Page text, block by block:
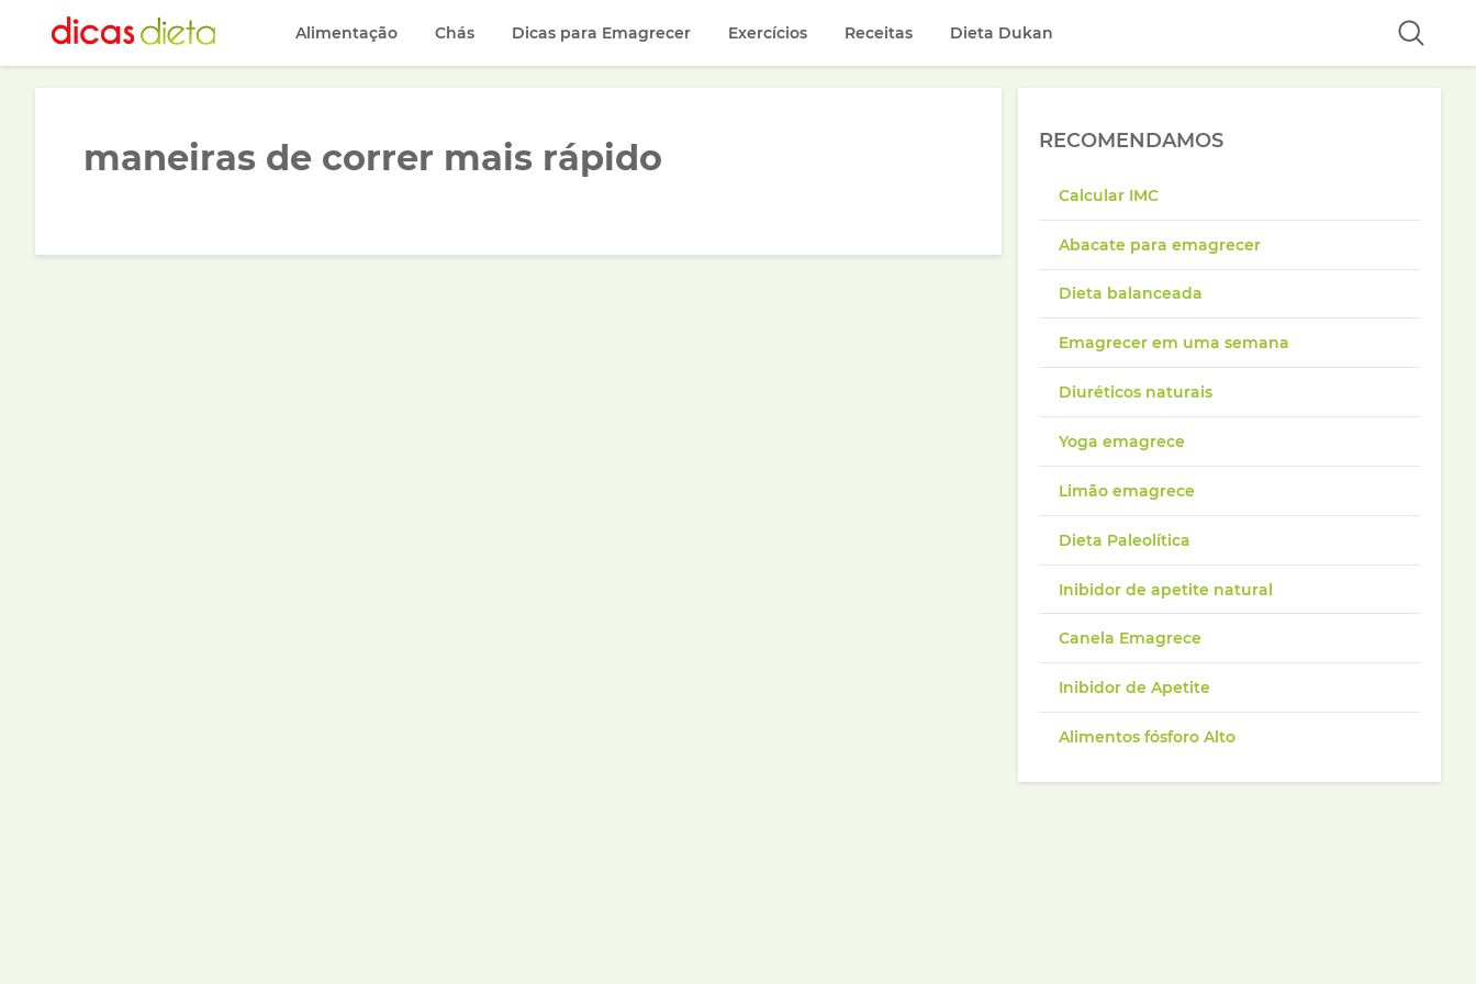
Alimentação Chás Dicas para Emagrecer Exercícios Receitas Dieta Dukan
maneiras de correr mais rápido RECOMENDAMOS
Calcular IMC
Abacate para emagrecer
Dieta balanceada
Emagrecer em uma semana
Diuréticos naturais
Yoga emagrece
Limão emagrece
Dieta Paleolítica
Inibidor de apetite natural
Canela Emagrece
Inibidor de Apetite
Alimentos fósforo Alto